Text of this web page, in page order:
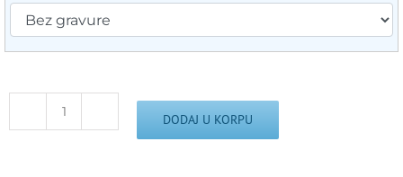
Parker
DODAJ U KORPU